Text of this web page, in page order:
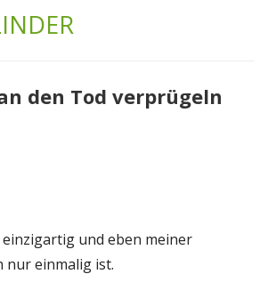
den Tod verprügeln
einzigartig und eben meiner
nur einmalig ist.